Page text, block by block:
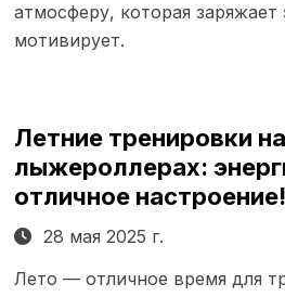
атмосферу, которая заряжает
мотивирует.
Летние тренировки на
лыжероллерах:
отличное настроение!
28 мая 2025 г.
Лето — отличное время для